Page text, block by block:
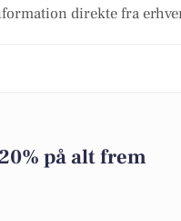
direkte fra
på alt frem